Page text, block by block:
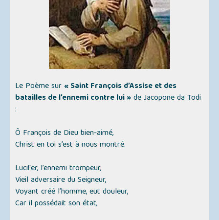
Le Poème sur « Saint François d’Assise et des
batailles de l’ennemi contre lui »de Jacopone da Todi
:
Ô François de Dieu bien-aimé,
Christ en toi s’est à nous montré.
Lucifer, l’ennemi trompeur,
Vieil adversaire du Seigneur,
Voyant créé l’homme, eut douleur,
Car il possédait son état,